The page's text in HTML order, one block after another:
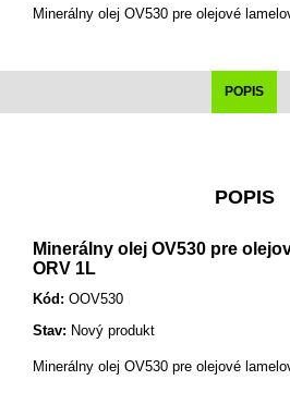
Minerálny olej OV530 pre olejové
POPIS
POPIS
Minerálny olej OV530 pre
ORV 1L
Kód: OOV530
Stav: Nový produkt
Minerálny olej OV530 pre olejové